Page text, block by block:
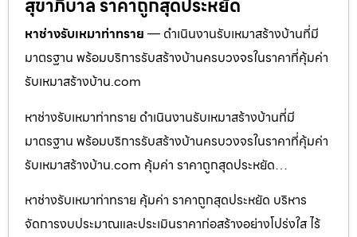
สุขาภิบาล ราคาถูกสุดประหยัด
หาช่างรับเหมาท่าทราย — ดำเนินงานรับเหมาสร้างบ้านที่มี
มาตรฐาน พร้อมบริการรับสร้างบ้านครบวงจรในราคาที่คุ้มค่า
รับเหมาสร้างบ้าน.com
หาช่างรับเหมาท่าทราย ดำเนินงานรับเหมาสร้างบ้านที่มี
มาตรฐาน พร้อมบริการรับสร้างบ้านครบวงจรในราคาที่คุ้มค่า
รับเหมาสร้างบ้าน.com คุ้มค่า ราคาถูกสุดประหยัด…
หาช่างรับเหมาท่าทราย คุ้มค่า ราคาถูกสุดประหยัด บริหาร
จัดการงบประมาณและประเมินราคาก่อสร้างอย่างโปร่งใส ไร้